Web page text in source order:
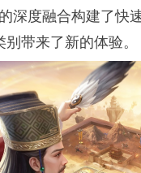
的深度融合构建了
带来了新的体验。